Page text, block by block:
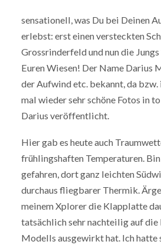
sensationell, was Du bei Deinen
erlebst: erst einen versteckten
Grossrinderfeld und nun die
Euren Wiesen! Der Name Darius
der Aufwind etc. bekannt, da
mal wieder sehr schöne Fotos in
Darius veröffentlicht.
Hier gab es heute auch
frühlingshaften Temperaturen.
gefahren, dort ganz leichten
durchaus fliegbarer Thermik.
meinem Xplorer die Klapplatte
tatsächlich sehr nachteilig auf die
Modells ausgewirkt hat. Ich hatte